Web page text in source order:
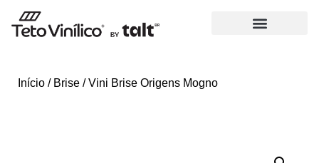
Início / Brise / Vini Brise Origens Mogno